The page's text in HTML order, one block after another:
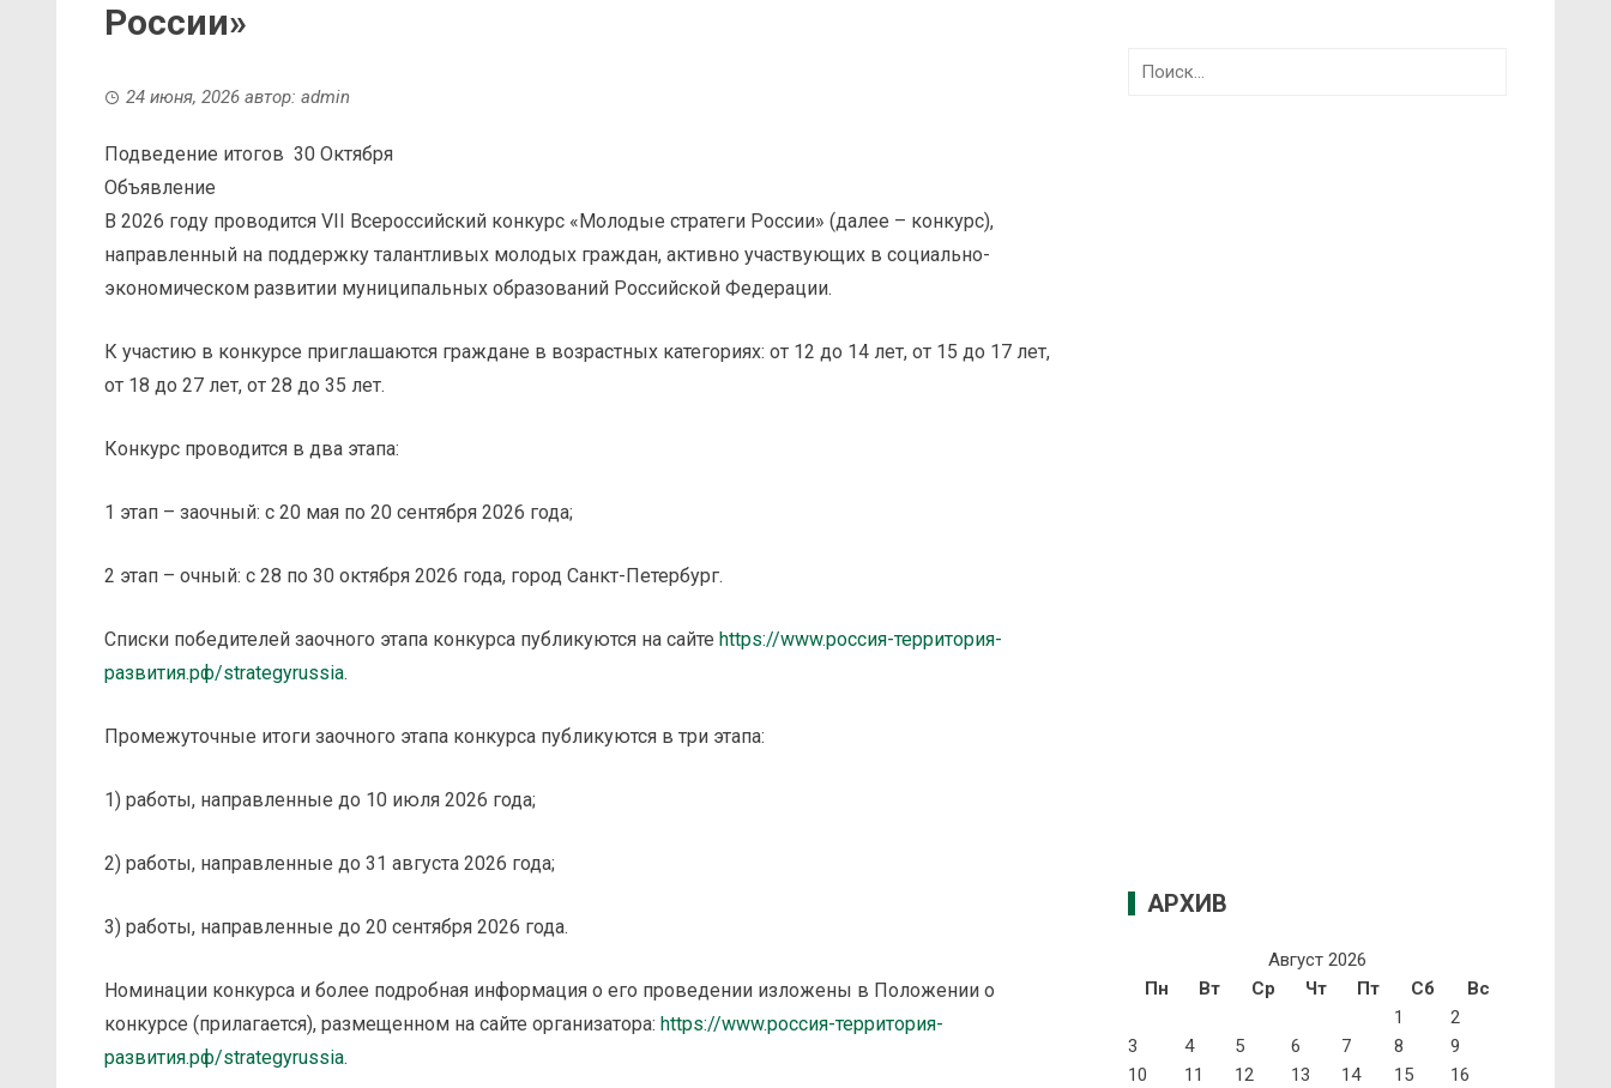
России»
24 июня, 2026 автор: admin
Подведение итогов 30 Октября
Объявление
В 2026 году проводится VII Всероссийский конкурс «Молодые стратеги России» (далее – конкурс),
направленный на поддержку талантливых молодых граждан, активно участвующих в социально-
экономическом развитии муниципальных образований Российской Федерации.
К участию в конкурсе приглашаются граждане в возрастных категориях: от 12 до 14 лет, от 15 до 17 лет,
от 18 до 27 лет, от 28 до 35 лет.
Конкурс проводится в два этапа:
1 этап – заочный: с 20 мая по 20 сентября 2026 года;
2 этап – очный: с 28 по 30 октября 2026 года, город Санкт-Петербург.
Списки победителей заочного этапа конкурса публикуются на сайте https://www.россия-территория-
развития.рф/strategyrussia.
Промежуточные итоги заочного этапа конкурса публикуются в три этапа:
1) работы, направленные до 10 июля 2026 года;
2) работы, направленные до 31 августа 2026 года;
3) работы, направленные до 20 сентября 2026 года.
Номинации конкурса и более подробная информация о его проведении изложены в Положении о
конкурсе (прилагается), размещенном на сайте организатора: https://www.россия-территория-
развития.рф/strategyrussia.
Найти:
АРХИВ
Август 2026
Пн
Вт Ср Чт Пт Сб
Вс
1
2
3
4 5 6 7 8
9
10
11 12 13 14 15
16